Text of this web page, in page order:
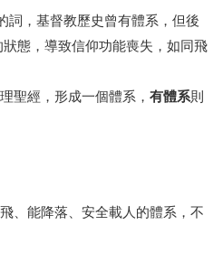
66 啟示錄
聖經故事
詞，基督教歷史曾有體系，但後
狀態，導致信仰功能喪失，如同飛
聖經，形成一個體系， 有體系則
、能降落、安全載人的體系，不